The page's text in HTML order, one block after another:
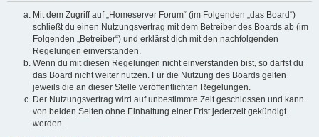
Mit dem Zugriff auf „Homeserver Forum“ (im Folgenden „das Board“)
schließt du einen Nutzungsvertrag mit dem Betreiber des Boards ab (im
Folgenden „Betreiber“) und erklärst dich mit den nachfolgenden
Regelungen einverstanden.
Wenn du mit diesen Regelungen nicht einverstanden bist, so darfst du
das Board nicht weiter nutzen. Für die Nutzung des Boards gelten
jeweils die an dieser Stelle veröffentlichten Regelungen.
Der Nutzungsvertrag wird auf unbestimmte Zeit geschlossen und kann
von beiden Seiten ohne Einhaltung einer Frist jederzeit gekündigt
werden.